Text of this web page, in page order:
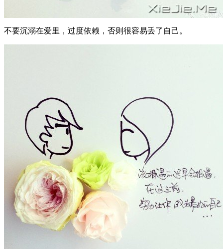
不要沉溺在爱里，过度依赖，否则很容易丢了自己。